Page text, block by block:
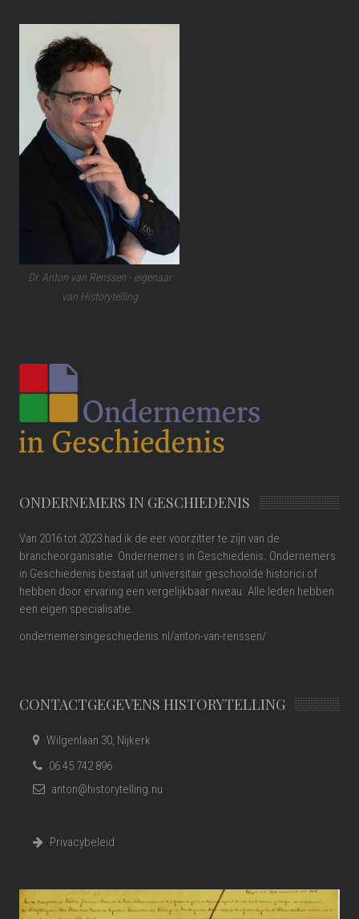
Dr. Anton van Renssen - eigenaar
van Historytelling
ONDERNEMERS IN GESCHIEDENIS
Van 2016 tot 2023 had ik de eer voorzitter te zijn van de
brancheorganisatie Ondernemers in Geschiedenis. Ondernemers
in Geschiedenis bestaat uit universitair geschoolde historici of
hebben door ervaring een vergelijkbaar niveau. Alle leden hebben
een eigen specialisatie.
ondernemersingeschiedenis.nl/anton-van-renssen/
CONTACTGEGEVENS HISTORYTELLING
Wilgenlaan 30, Nijkerk
06 45 742 896
anton@historytelling.nu
Privacybeleid